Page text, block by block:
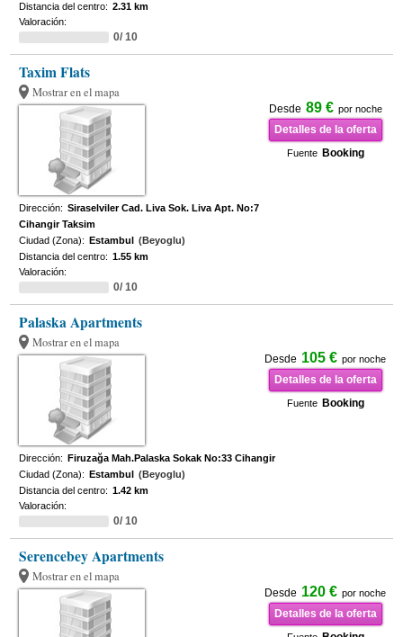
Distancia del centro: 2.31 km
Valoración:
0/ 10
Taxim Flats
Mostrar en el mapa
Desde 89 € por noche
Detalles de la oferta
Fuente Booking
Dirección: Siraselviler Cad. Liva Sok. Liva Apt. No:7
Cihangir Taksim
Ciudad (Zona): Estambul (Beyoglu)
Distancia del centro: 1.55 km
Valoración:
0/ 10
Palaska Apartments
Mostrar en el mapa
Desde 105 € por noche
Detalles de la oferta
Fuente Booking
Dirección: Firuzağa Mah.Palaska Sokak No:33 Cihangir
Ciudad (Zona): Estambul (Beyoglu)
Distancia del centro: 1.42 km
Valoración:
0/ 10
Serencebey Apartments
Mostrar en el mapa
Desde 120 € por noche
Detalles de la oferta